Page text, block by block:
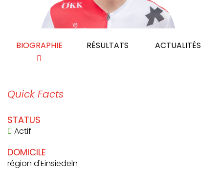
BIOGRAPHIE RÉSULTATS ACTUALITÉS
Quick Facts
STATUS
Actif
DOMICILE
région d'Einsiedeln